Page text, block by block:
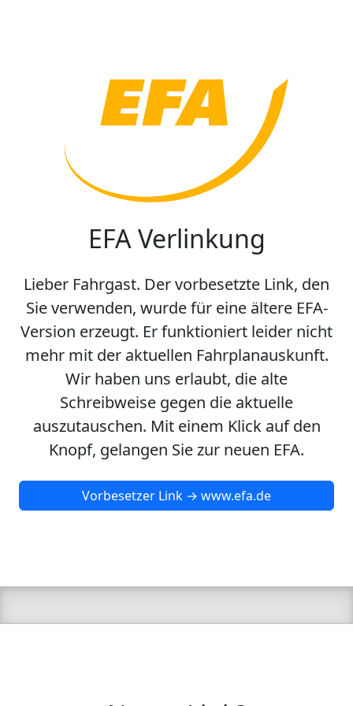
EFA Verlinkung
Lieber Fahrgast. Der vorbesetzte Link, den
Sie verwenden, wurde für eine ältere EFA-
Version erzeugt. Er funktioniert leider nicht
mehr mit der aktuellen Fahrplanauskunft.
Wir haben uns erlaubt, die alte
Schreibweise gegen die aktuelle
auszutauschen. Mit einem Klick auf den
Knopf, gelangen Sie zur neuen EFA.
Vorbesetzer Link → www.efa.de